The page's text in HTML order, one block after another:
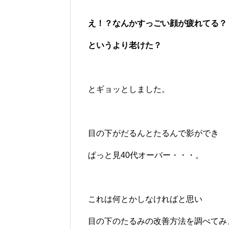
え！？なんかすっごい顔が疲れてる？
というより老けた？
とギョッとしました。
目の下がだるんとたるんで影ができ
ぱっと見40代オーバー・・・。
これは何とかしなければと思い
目の下のたるみの改善方法を調べて